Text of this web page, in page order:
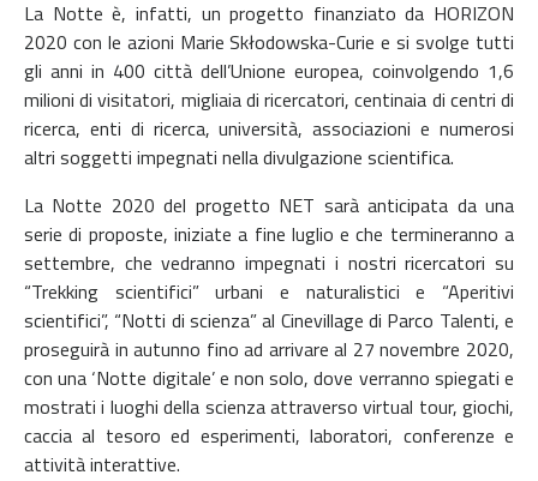
La Notte è, infatti, un progetto finanziato da HORIZON
2020 con le azioni Marie Skłodowska-Curie e si svolge tutti
gli anni in 400 città dell’Unione europea, coinvolgendo 1,6
milioni di visitatori, migliaia di ricercatori, centinaia di centri di
ricerca, enti di ricerca, università, associazioni e numerosi
altri soggetti impegnati nella divulgazione scientifica.
La Notte 2020 del progetto NET sarà anticipata da una
serie di proposte, iniziate a fine luglio e che termineranno a
settembre, che vedranno impegnati i nostri ricercatori su
“Trekking scientifici” urbani e naturalistici e “Aperitivi
scientifici”, “Notti di scienza” al Cinevillage di Parco Talenti, e
proseguirà in autunno fino ad arrivare al 27 novembre 2020,
con una ‘Notte digitale’ e non solo, dove verranno spiegati e
mostrati i luoghi della scienza attraverso virtual tour, giochi,
caccia al tesoro ed esperimenti, laboratori, conferenze e
attività interattive.